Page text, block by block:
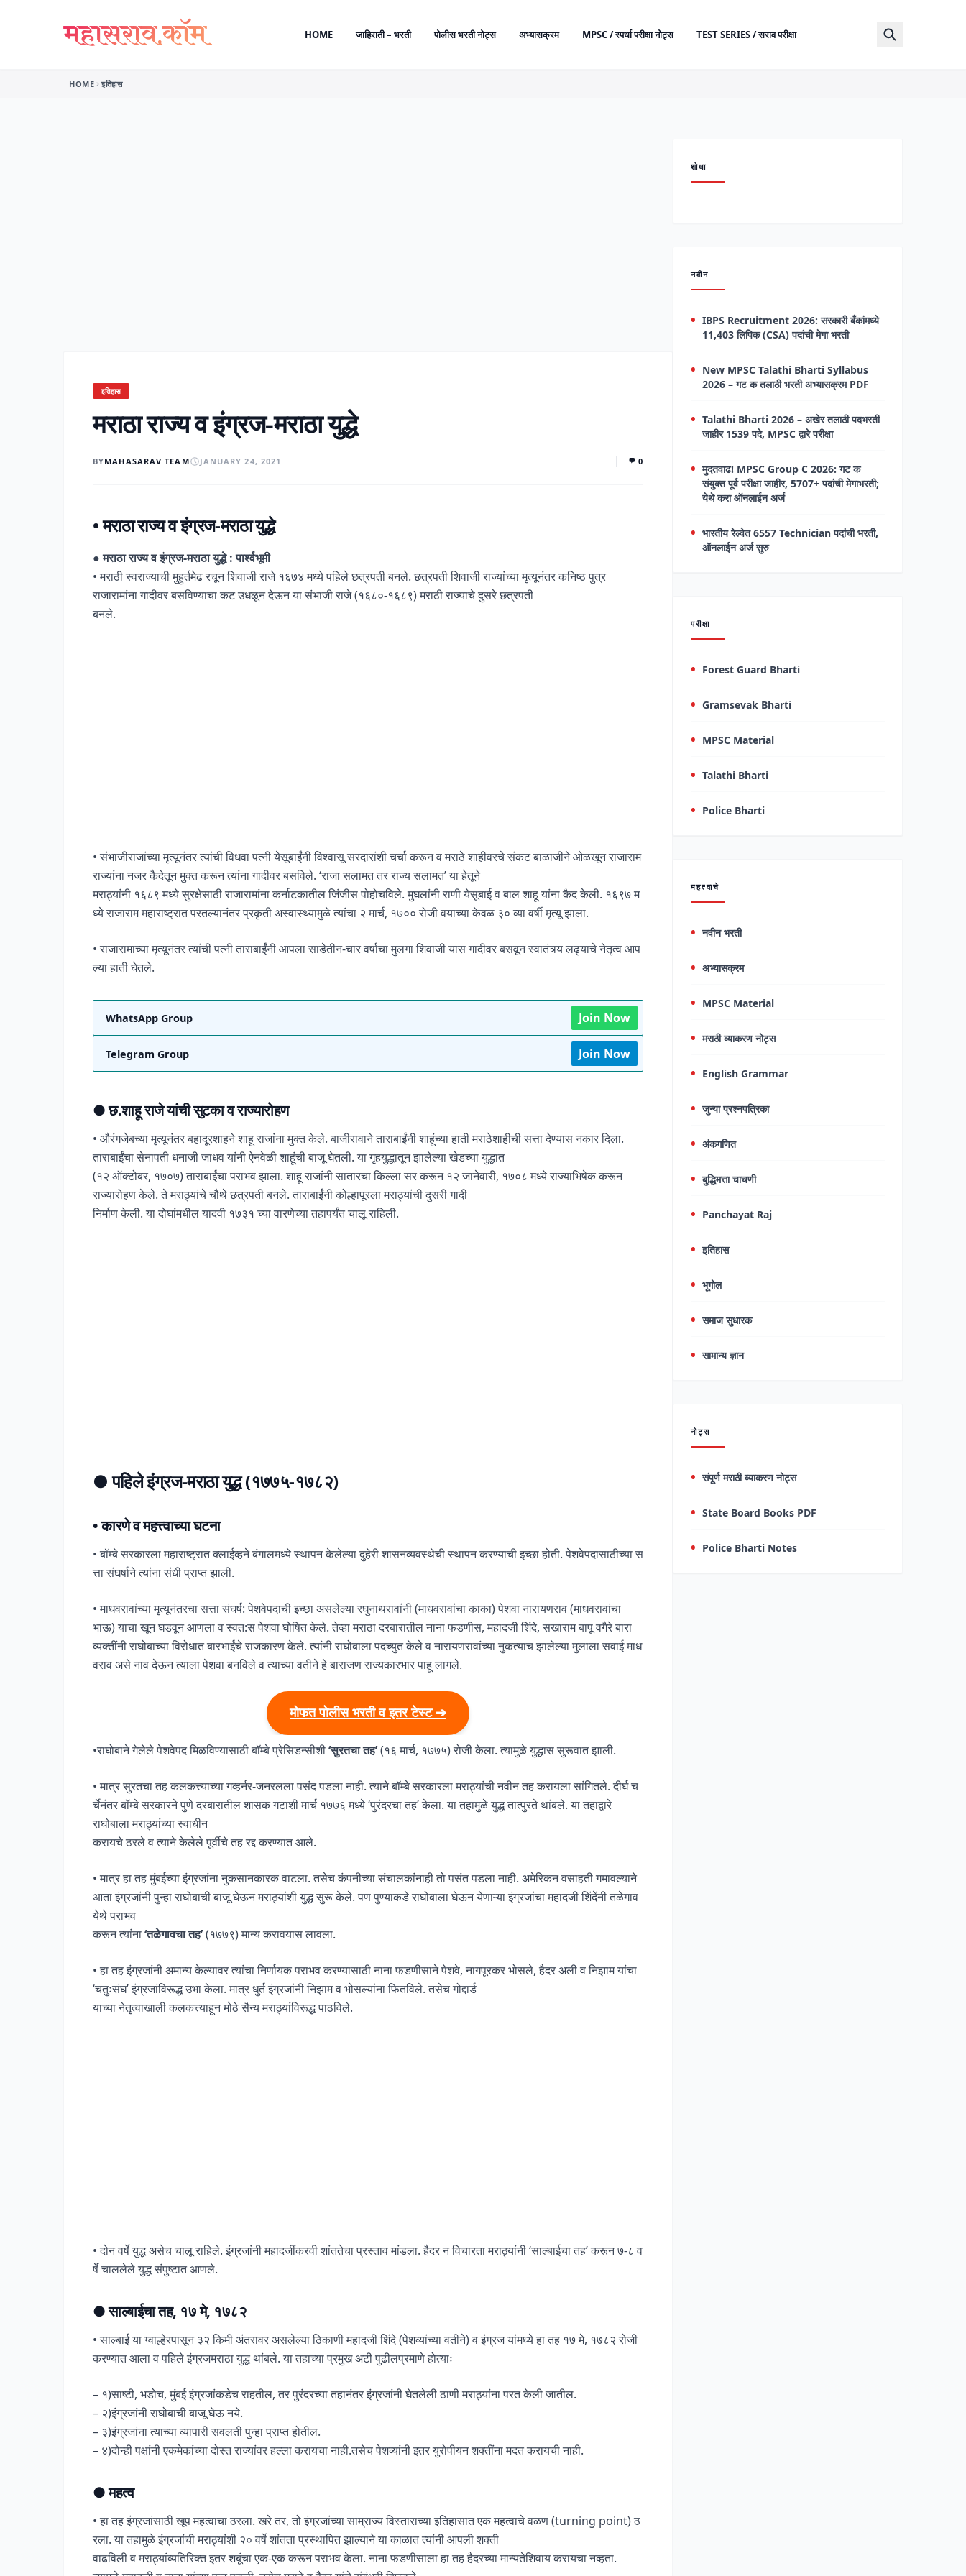
HOME जाहिराती – भरती पोलीस भरती नोट्स अभ्यासक्रम MPSC / स्पर्धा परीक्षा नोट्स TEST SERIES / सराव परीक्षा
HOME इतिहास
इतिहास
मराठा राज्य व इंग्रज-मराठा युद्धे
BYMAHASARAV TEAM JANUARY 24, 2021 0
• मराठा राज्य व इंग्रज-मराठा युद्धे
●मराठा राज्य व इंग्रज-मराठा युद्धे : पार्श्वभूमी
• मराठी स्वराज्याची मुहुर्तमेढ रचून शिवाजी राजे १६७४ मध्ये पहिले छत्रपती बनले. छत्रपती शिवाजी राज्यांच्या मृत्यूनंतर कनिष्ठ पुत्र
राजारामांना गादीवर बसविण्याचा कट उधळून देऊन या संभाजी राजे (१६८०-१६८९) मराठी राज्याचे दुसरे छत्रपती
बनले.
• संभाजीराजांच्या मृत्यूनंतर त्यांची विधवा पत्नी येसूबाईंनी विश्वासू सरदारांशी चर्चा करून व मराठे शाहीवरचे संकट बाळाजीने ओळखून राजाराम
राज्यांना नजर कैदेतून मुक्त करून त्यांना गादीवर बसविले. ‘राजा सलामत तर राज्य सलामत’ या हेतूने
मराठ्यांनी १६८९ मध्ये सुरक्षेसाठी राजारामांना कर्नाटकातील जिंजीस पोहोचविले. मुघलांनी राणी येसूबाई व बाल शाहू यांना कैद केली. १६९७ म
ध्ये राजाराम महाराष्ट्रात परतल्यानंतर प्रकृती अस्वास्थ्यामुळे त्यांचा २ मार्च, १७०० रोजी वयाच्या केवळ ३० व्या वर्षी मृत्यू झाला.
• राजारामाच्या मृत्यूनंतर त्यांची पत्नी ताराबाईंनी आपला साडेतीन-चार वर्षाचा मुलगा शिवाजी यास गादीवर बसवून स्वातंत्र्य लढ्याचे नेतृत्व आप
ल्या हाती घेतले.
WhatsApp Group Join Now
Telegram Group Join Now
●छ.शाहू राजे यांची सुटका व राज्यारोहण
• औरंगजेबच्या मृत्यूनंतर बहादूरशाहने शाहू राजांना मुक्त केले. बाजीरावाने ताराबाईंनी शाहूंच्या हाती मराठेशाहीची सत्ता देण्यास नकार दिला.
ताराबाईंचा सेनापती धनाजी जाधव यांनी ऐनवेळी शाहूंची बाजू घेतली. या गृहयुद्धातून झालेल्या खेडच्या युद्धात
(१२ ऑक्टोबर, १७०७) ताराबाईंचा पराभव झाला. शाहू राजांनी सातारचा किल्ला सर करून १२ जानेवारी, १७०८ मध्ये राज्याभिषेक करून
राज्यारोहण केले. ते मराठ्यांचे चौथे छत्रपती बनले. ताराबाईंनी कोल्हापूरला मराठ्यांची दुसरी गादी
निर्माण केली. या दोघांमधील यादवी १७३१ च्या वारणेच्या तहापर्यंत चालू राहिली.
●पहिले इंग्रज-मराठा युद्ध (१७७५-१७८२)
•कारणे व महत्त्वाच्या घटना
• बॉम्बे सरकारला महाराष्ट्रात क्लाईव्हने बंगालमध्ये स्थापन केलेल्या दुहेरी शासनव्यवस्थेची स्थापन करण्याची इच्छा होती. पेशवेपदासाठीच्या स
त्ता संघर्षाने त्यांना संधी प्राप्त झाली.
• माधवरावांच्या मृत्यूनंतरचा सत्ता संघर्ष: पेशवेपदाची इच्छा असलेल्या रघुनाथरावांनी (माधवरावांचा काका) पेशवा नारायणराव (माधवरावांचा
भाऊ) याचा खून घडवून आणला व स्वत:स पेशवा घोषित केले. तेव्हा मराठा दरबारातील नाना फडणीस, महादजी शिंदे, सखाराम बापू वगैरे बारा
व्यक्तींनी राघोबाच्या विरोधात बारभाईंचे राजकारण केले. त्यांनी राघोबाला पदच्युत केले व नारायणरावांच्या नुकत्याच झालेल्या मुलाला सवाई माध
वराव असे नाव देऊन त्याला पेशवा बनविले व त्याच्या वतीने हे बाराजण राज्यकारभार पाहू लागले.
मोफत पोलीस भरती व इतर टेस्ट ➔
•राघोबाने गेलेले पेशवेपद मिळविण्यासाठी बॉम्बे प्रेसिडन्सीशी‘सुरतचा तह’(१६ मार्च, १७७५) रोजी केला. त्यामुळे युद्धास सुरूवात झाली.
• मात्र सुरतचा तह कलकत्त्याच्या गव्हर्नर-जनरलला पसंद पडला नाही. त्याने बॉम्बे सरकारला मराठ्यांची नवीन तह करायला सांगितले. दीर्घ च
र्चेनंतर बॉम्बे सरकारने पुणे दरबारातील शासक गटाशी मार्च १७७६ मध्ये ‘पुरंदरचा तह’ केला. या तहामुळे युद्ध तात्पुरते थांबले. या तहाद्वारे
राघोबाला मराठ्यांच्या स्वाधीन
करायचे ठरले व त्याने केलेले पूर्वीचे तह रद्द करण्यात आले.
• मात्र हा तह मुंबईच्या इंग्रजांना नुकसानकारक वाटला. तसेच कंपनीच्या संचालकांनाही तो पसंत पडला नाही. अमेरिकन वसाहती गमावल्याने
आता इंग्रजांनी पुन्हा राघोबाची बाजू घेऊन मराठ्यांशी युद्ध सुरू केले. पण पुण्याकडे राघोबाला घेऊन येणाऱ्या इंग्रजांचा महादजी शिंदेंनी तळेगाव
येथे पराभव
करून त्यांना‘तळेगावचा तह’(१७७९) मान्य करावयास लावला.
• हा तह इंग्रजांनी अमान्य केल्यावर त्यांचा निर्णायक पराभव करण्यासाठी नाना फडणीसाने पेशवे, नागपूरकर भोसले, हैदर अली व निझाम यांचा
‘चतुःसंघ’ इंग्रजांविरूद्ध उभा केला. मात्र धुर्त इंग्रजांनी निझाम व भोसल्यांना फितविले. तसेच गोद्दार्ड
याच्या नेतृत्वाखाली कलकत्त्याहून मोठे सैन्य मराठ्यांविरूद्ध पाठविले.
• दोन वर्षे युद्ध असेच चालू राहिले. इंग्रजांनी महादजींकरवी शांततेचा प्रस्ताव मांडला. हैदर न विचारता मराठ्यांनी ‘साल्बाईचा तह’ करून ७-८ व
र्षे चाललेले युद्ध संपुष्टात आणले.
● साल्बाईचा तह, १७ मे, १७८२
• साल्बाई या ग्वाल्हेरपासून ३२ किमी अंतरावर असलेल्या ठिकाणी महादजी शिंदे (पेशव्यांच्या वतीने) व इंग्रज यांमध्ये हा तह १७ मे, १७८२ रोजी
करण्यात आला व पहिले इंग्रजमराठा युद्ध थांबले. या तहाच्या प्रमुख अटी पुढीलप्रमाणे होत्याः
– १)साष्टी, भडोच, मुंबई इंग्रजांकडेच राहतील, तर पुरंदरच्या तहानंतर इंग्रजांनी घेतलेली ठाणी मराठ्यांना परत केली जातील.
– २)इंग्रजांनी राघोबाची बाजू घेऊ नये.
– ३)इंग्रजांना त्याच्या व्यापारी सवलती पुन्हा प्राप्त होतील.
– ४)दोन्ही पक्षांनी एकमेकांच्या दोस्त राज्यांवर हल्ला करायचा नाही.तसेच पेशव्यांनी इतर युरोपीयन शक्तींना मदत करायची नाही.
●महत्व
• हा तह इंग्रजांसाठी खूप महत्वाचा ठरला. खरे तर, तो इंग्रजांच्या साम्राज्य विस्ताराच्या इतिहासात एक महत्वाचे वळण (turning point) ठ
रला. या तहामुळे इंग्रजांची मराठ्यांशी २० वर्षे शांतता प्रस्थापित झाल्याने या काळात त्यांनी आपली शक्ती
वाढविली व मराठ्यांव्यतिरिक्त इतर शबूंचा एक-एक करून पराभव केला. नाना फडणीसाला हा तह हैदरच्या मान्यतेशिवाय करायचा नव्हता.
शोधा
नवीन
IBPS Recruitment 2026: सरकारी बँकांमध्ये
11,403 लिपिक (CSA) पदांची मेगा भरती
New MPSC Talathi Bharti Syllabus
2026 – गट क तलाठी भरती अभ्यासक्रम PDF
Talathi Bharti 2026 – अखेर तलाठी पदभरती
जाहीर 1539 पदे, MPSC द्वारे परीक्षा
मुदतवाढ! MPSC Group C 2026: गट क
संयुक्त पूर्व परीक्षा जाहीर, 5707+ पदांची मेगाभरती;
येथे करा ऑनलाईन अर्ज
भारतीय रेल्वेत 6557 Technician पदांची भरती,
ऑनलाईन अर्ज सुरु
परीक्षा
Forest Guard Bharti
Gramsevak Bharti
MPSC Material
Talathi Bharti
Police Bharti
महत्वाचे
नवीन भरती
अभ्यासक्रम
MPSC Material
मराठी व्याकरण नोट्स
English Grammar
जुन्या प्रश्नपत्रिका
अंकगणित
बुद्धिमत्ता चाचणी
Panchayat Raj
इतिहास
भूगोल
समाज सुधारक
सामान्य ज्ञान
नोट्स
संपूर्ण मराठी व्याकरण नोट्स
State Board Books PDF
Police Bharti Notes